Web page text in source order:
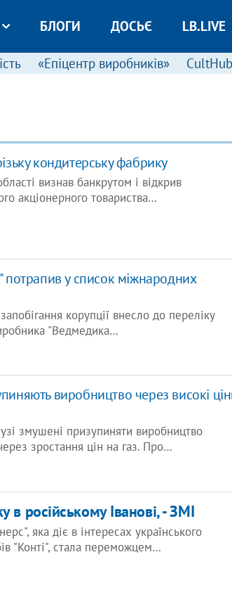
БЛОГИ ДОСЬЄ LB.LIVE
«Епіцентр виробників» CultHub
кондитерську фабрику
визнав банкрутом і відкрив
акціонерного товариства…
у список міжнародних
корупції внесло до переліку
"Ведмедика…
виробництво через високі
змушені призупиняти виробництво
зростання цін на газ. Про…
в російському Іванові, - ЗМІ
яка діє в інтересах українського
"Конті", стала переможцем…